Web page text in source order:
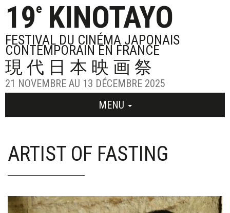
19eKINOTAYO
FESTIVAL DU CINÉMA JAPONAIS
CONTEMPORAIN EN FRANCE
現代日本映画祭
21 NOVEMBRE AU 13 DÉCEMBRE 2025
MENU
ARTIST OF FASTING